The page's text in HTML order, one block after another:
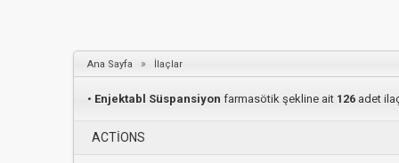
Ana Sayfa » İlaçlar
• Enjektabl Süspansiyon farmasötik şekline ait 126 adet
ACTİONS